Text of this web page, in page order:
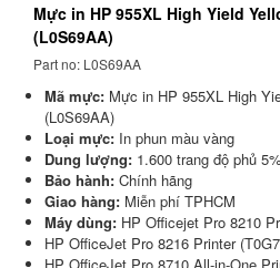
Mực in HP 955XL High Yield
(L0S69AA)
Part no: L0S69AA
Mã mực: Mực in HP 955XL High
(L0S69AA)
Loại mực: In phun màu vàng
Dung lượng: 1.600 trang độ phủ 5%
Bảo hành: Chính hãng
Giao hàng: Miễn phí TPHCM
Máy dùng: HP Officejet Pro 8210
HP OfficeJet Pro 8216 Printer
HP OfficeJet Pro 8710 All-in-One